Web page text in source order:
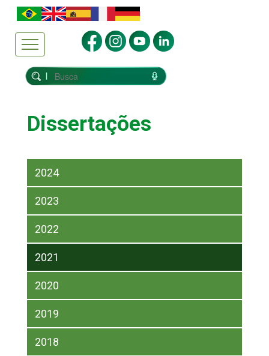
Dissertações
2024
2023
2022
2021
2020
2019
2018